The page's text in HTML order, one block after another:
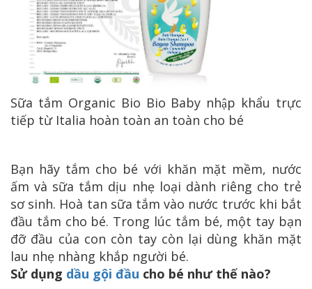
Sữa tắm Organic Bio Bio Baby nhập khẩu trực
tiếp từ Italia hoàn toàn an toàn cho bé
Bạn hãy tắm cho bé với khăn mặt mềm, nước
ấm và sữa tắm dịu nhẹ loại dành riêng cho trẻ
sơ sinh. Hoà tan sữa tắm vào nước trước khi bắt
đầu tắm cho bé. Trong lúc tắm bé, một tay bạn
đỡ đầu của con còn tay còn lại dùng khăn mặt
lau nhẹ nhàng khắp người bé.
Sử dụng dầu gội đầu cho bé như thế nào?